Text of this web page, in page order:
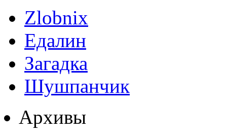
Zlobnix
Едалин
Загадка
Шушпанчик
Архивы